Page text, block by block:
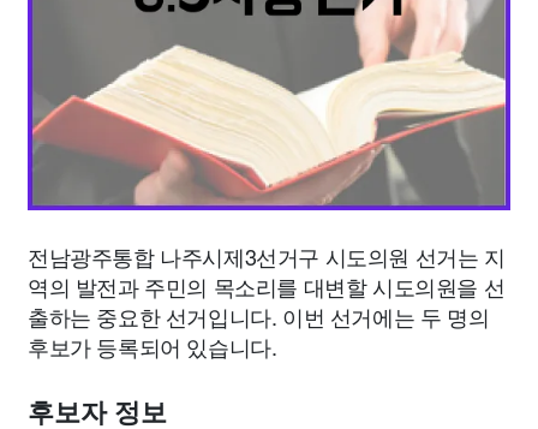
전남광주통합 나주시제3선거구 시도의원 선거는 지
역의 발전과 주민의 목소리를 대변할 시도의원을 선
출하는 중요한 선거입니다. 이번 선거에는 두 명의
후보가 등록되어 있습니다.
후보자 정보